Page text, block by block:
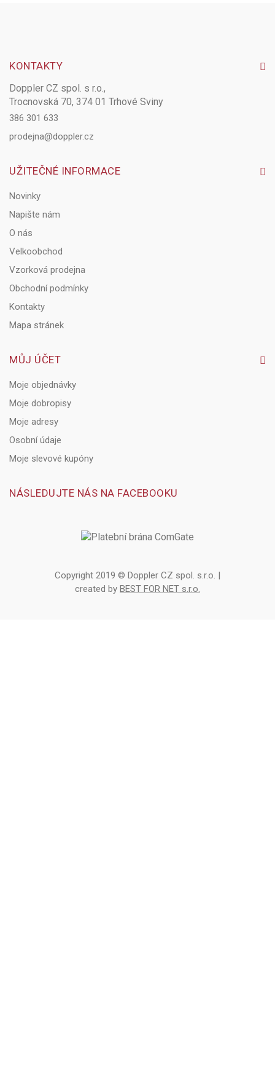
KONTAKTY
Doppler CZ spol. s r.o.,
Trocnovská 70, 374 01 Trhové Sviny
386 301 633
prodejna@doppler.cz
UŽITEČNÉ INFORMACE
Novinky
Napište nám
O nás
Velkoobchod
Vzorková prodejna
Obchodní podmínky
Kontakty
Mapa stránek
MŮJ ÚČET
Moje objednávky
Moje dobropisy
Moje adresy
Osobní údaje
Moje slevové kupóny
NÁSLEDUJTE NÁS NA FACEBOOKU
Copyright 2019 © Doppler CZ spol. s.r.o. |
created by BEST FOR NET s.r.o.